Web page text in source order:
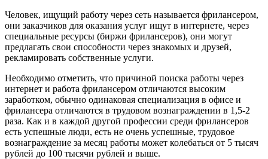
Человек, ищущий работу через сеть называется фрилансером,
они заказчиков для оказания услуг ищут в интернете, через
специальные ресурсы (биржи фрилансеров), они могут
предлагать свои способности через знакомых и друзей,
рекламировать собственные услуги.
Необходимо отметить, что причиной поиска работы через
интернет и работа фрилансером отличаются высоким
заработком, обычно одинаковая специализация в офисе и
фрилансера отличаются в трудовом вознаграждении в 1,5-2
раза. Как и в каждой другой профессии среди фрилансеров
есть успешные люди, есть не очень успешные, трудовое
вознаграждение за месяц работы может колебаться от 5 тысяч
рублей до 100 тысячи рублей и выше.